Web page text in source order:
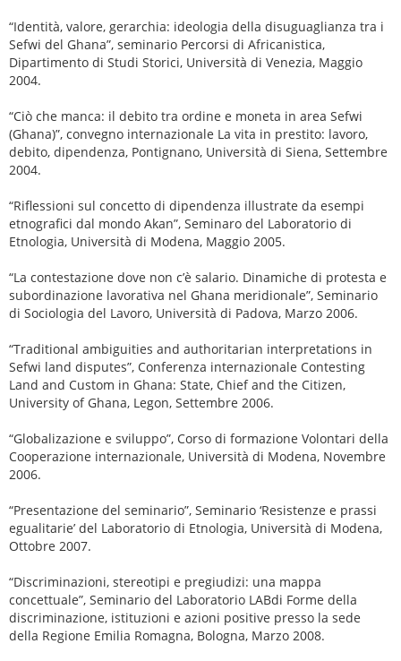
“Identità, valore, gerarchia: ideologia della disuguaglianza tra i
Sefwi del Ghana”, seminario Percorsi di Africanistica,
Dipartimento di Studi Storici, Università di Venezia, Maggio
2004.
“Ciò che manca: il debito tra ordine e moneta in area Sefwi
(Ghana)”, convegno internazionale La vita in prestito: lavoro,
debito, dipendenza, Pontignano, Università di Siena, Settembre
2004.
“Riflessioni sul concetto di dipendenza illustrate da esempi
etnografici dal mondo Akan”, Seminaro del Laboratorio di
Etnologia, Università di Modena, Maggio 2005.
“La contestazione dove non c’è salario. Dinamiche di protesta e
subordinazione lavorativa nel Ghana meridionale”, Seminario
di Sociologia del Lavoro, Università di Padova, Marzo 2006.
“Traditional ambiguities and authoritarian interpretations in
Sefwi land disputes”, Conferenza internazionale Contesting
Land and Custom in Ghana: State, Chief and the Citizen,
University of Ghana, Legon, Settembre 2006.
“Globalizazione e sviluppo”, Corso di formazione Volontari della
Cooperazione internazionale, Università di Modena, Novembre
2006.
“Presentazione del seminario”, Seminario ‘Resistenze e prassi
egualitarie’ del Laboratorio di Etnologia, Università di Modena,
Ottobre 2007.
“Discriminazioni, stereotipi e pregiudizi: una mappa
concettuale”, Seminario del Laboratorio LABdi Forme della
discriminazione, istituzioni e azioni positive presso la sede
della Regione Emilia Romagna, Bologna, Marzo 2008.